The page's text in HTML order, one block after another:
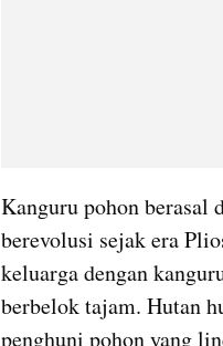
Kanguru pohon berasal
berevolusi sejak era
keluarga dengan
berbelok tajam. Hutan